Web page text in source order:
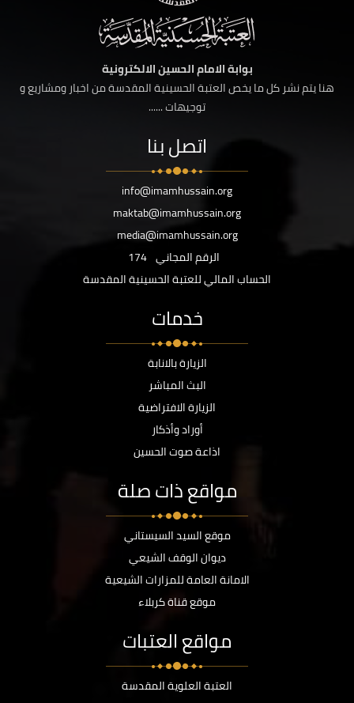
بوابة الامام الحسين الالكترونية
هنا يتم نشر كل ما يخص العتبة الحسينية المقدسة من اخبار ومشاريع و
توجيهات ......
اتصل بنا
info@imamhussain.org
maktab@imamhussain.org
media@imamhussain.org
الرقم المجاني 174
الحساب المالي للعتبة الحسينية المقدسة
خدمات
الزيارة بالانابة
البث المباشر
الزيارة الافتراضية
أوراد وأذكار
اذاعة صوت الحسين
مواقع ذات صلة
موقع السيد السيستاني
ديوان الوقف الشيعي
الامانة العامة للمزارات الشيعية
موقع قناة كربلاء
مواقع العتبات
العتبة العلوية المقدسة